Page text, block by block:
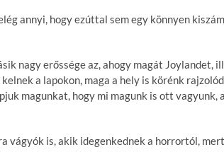
annyi, hogy ezúttal sem egy könnyen
nagy erőssége az, ahogy magát Joylandet,
a lapokon, maga a hely is körénk
magunkat, hogy mi magunk is ott vagyunk,
vágyók is, akik idegenkednek a horrortól,